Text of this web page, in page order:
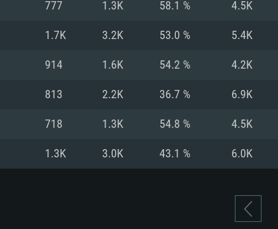
Resolução Placa Gráfica:
Nvidia GeForce
Metal.
Placa Gráfica:
suporte Metal.
Network: Internet
Disco: 60,2 GB
drivers mais
equivalentes
mínima
recentes (não
AMD (Radeon RX
Vulkan.
Network: Internet
Disco: 60,2 GB
777 1.3K 58.1 % 4.5K
1.7K 3.2K 53.0 % 5.4K
914 1.6K 54.2 % 4.2K
813 2.2K 36.7 % 6.9K
718 1.3K 54.8 % 4.5K
1.3K 3.0K 43.1 % 6.0K